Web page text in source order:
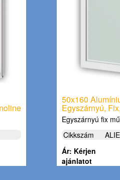
50x160
Egyszárnyú,
Egyszárnyú fix
Cikkszám
Ár: Kérjen
ajánlatot